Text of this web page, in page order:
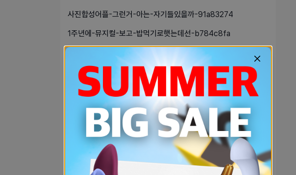
사진합성어플-그런거-아는-자기들있을까-91a83274
1주년에-뮤지컬-보고-밥먹기로햇는데선-b784c8fa
자기들은-몸좋고-잘생긴-트레이너랑-사-2be5f866
인프피-자기들-나-너무-궁금한-게-있-e2486e17
무한-리필-식당-왔는데-남기면-환경-431a1b00
ㅜ-자기가-매일-만나자고-말하는거-같-7dc16d4c
남자친구-모솔인데-자꾸-헤어져도-친구-80fe5081
남친이랑-사귄지-3년-정도인데-그-중-b3f9e0f0